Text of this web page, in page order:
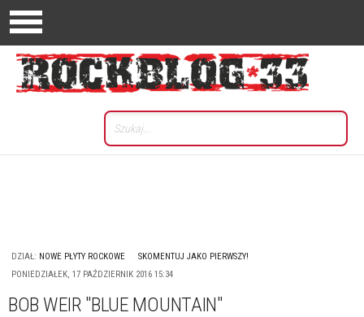
DZIAŁ: NOWE PŁYTY ROCKOWE
SKOMENTUJ JAKO PIERWSZY!
PONIEDZIAŁEK, 17 PAŹDZIERNIK 2016 15:34
BOB WEIR "BLUE MOUNTAIN"